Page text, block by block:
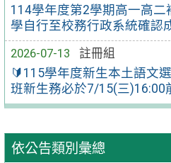
114學年度第2學期高一高二
學自行至校務行政系統確認
2026-07-13
註冊組
🔰115學年度新生本土語文
班新生務必於7/15(三)16:00
依公告類別彙總